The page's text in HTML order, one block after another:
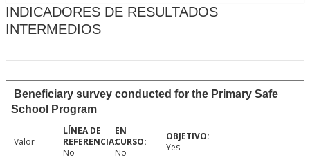
INDICADORES DE RESULTADOS
INTERMEDIOS
Beneficiary survey conducted for the Primary Safe
School Program
Valor
No
No Yes